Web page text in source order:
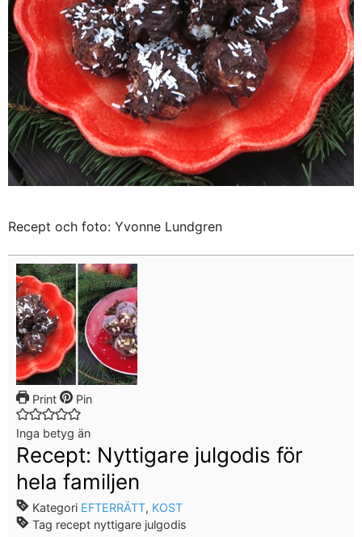
Recept och foto: Yvonne Lundgren
Print Pin
Inga betyg än
Recept: Nyttigare julgodis för
hela familjen
Kategori EFTERRÄTT, KOST
Tag recept nyttigare julgodis